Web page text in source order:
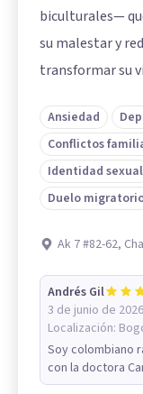
biculturales—
su malestar y
transformar su
Ansiedad
Conflictos
Identidad sexual
Duelo
Ak 7 #82-62,
Andrés Gil
3 de junio de 2026
Localización:
Soy colombiano
con la doctora